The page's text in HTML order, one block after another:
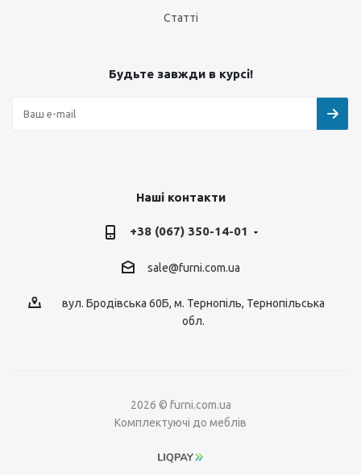
Статті
Будьте завжди в курсі!
Наші контакти
+38 (067) 350-14-01
sale@furni.com.ua
вул. Бродівська 60Б, м. Тернопіль, Тернопільська
обл.
2026 © furni.com.ua
Комплектуючі до меблів